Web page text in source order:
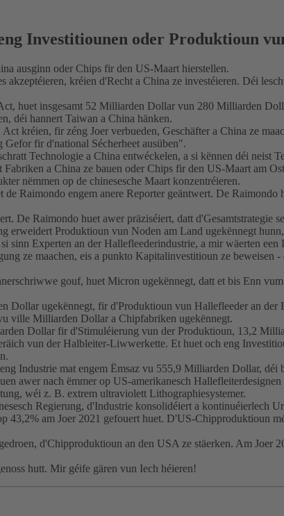
Investitiounen oder Produktioun
ausginn oder Chips fir den US-Maart hierstellen.
kréien d'Recht a China ze investéieren. Déi
huet insgesamt 52 Milliarden Dollar vun 280 Milliarden
déi hannert Taiwan a China hänken.
kréien, fir zéng Joer verbueden, Geschäfter a China ze
fir d'national Sécherheet ausüben".
Technologie a China entwéckelen, a si kënnen déi neist
a China ze bauen oder Chips fir den US-Maart am
nëmmen op de chinesesche Maart konzentréieren.
Raimondo engem anere Reporter geäntwert. De
De Raimondo huet awer präziséiert, datt d'Gesamtstrategie
erweidert Produktioun vun Noden am Land ugekënnegt
sinn Experten an der Hallefleederindustrie, a mir wäerten
ze maachen, eis a punkto Kapitalinvestitioun ze beweisen
gouf, huet Micron ugekënnegt, datt et bis Enn
Dollar ugekënnegt, fir d'Produktioun vun Hallefleeder an der
ville Milliarden Dollar a Chipfabriken ugekënnegt.
Dollar fir d'Stimuléierung vun der Produktioun, 13,2
vun der Halbleiter-Liwwerkette. Et huet och eng
Industrie mat engem Ëmsaz vu 555,9 Milliarden Dollar, déi
awer nach ëmmer op US-amerikanesch
wéi z. B. extrem ultraviolett Lithographiesystemer.
Regierung, d'Industrie konsolidéiert a kontinuéierlech
am Joer 2021 gefouert huet. D'US-Chipproduktioun
d'Chipproduktioun an den USA ze stäerken. Am Joer
hutt. Mir géife gären vun Iech héieren!